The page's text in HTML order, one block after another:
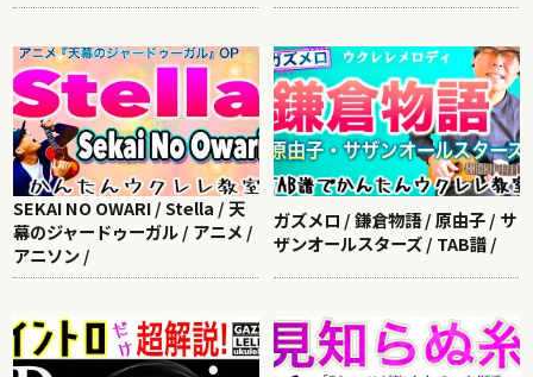
SEKAI NO OWARI / Stella / 天
幕のジャードゥーガル / アニメ /
アニソン /
ガズメロ / 鎌倉物語 / 原由子 / サ
ザンオールスターズ / TAB譜 /